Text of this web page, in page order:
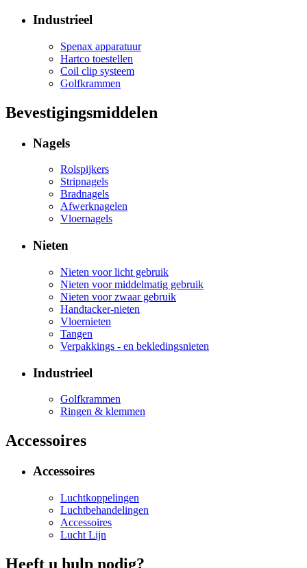
Industrieel
Spenax apparatuur
Hartco toestellen
Coil clip systeem
Golfkrammen
Bevestigingsmiddelen
Nagels
Rolspijkers
Stripnagels
Bradnagels
Afwerknagelen
Vloernagels
Nieten
Nieten voor licht gebruik
Nieten voor middelmatig gebruik
Nieten voor zwaar gebruik
Handtacker-nieten
Vloernieten
Tangen
Verpakkings - en bekledingsnieten
Industrieel
Golfkrammen
Ringen & klemmen
Accessoires
Accessoires
Luchtkoppelingen
Luchtbehandelingen
Accessoires
Lucht Lijn
Heeft u hulp nodig?